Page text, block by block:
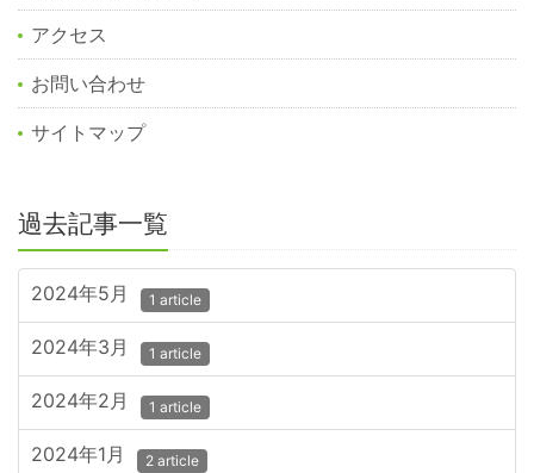
アクセス
お問い合わせ
サイトマップ
過去記事一覧
2024年5月 1 article
2024年3月 1 article
2024年2月 1 article
2024年1月 2 article